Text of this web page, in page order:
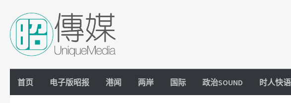
Skip to content
首页 电子版昭报 港闻 两岸 国际 政治SOUND 时人快语